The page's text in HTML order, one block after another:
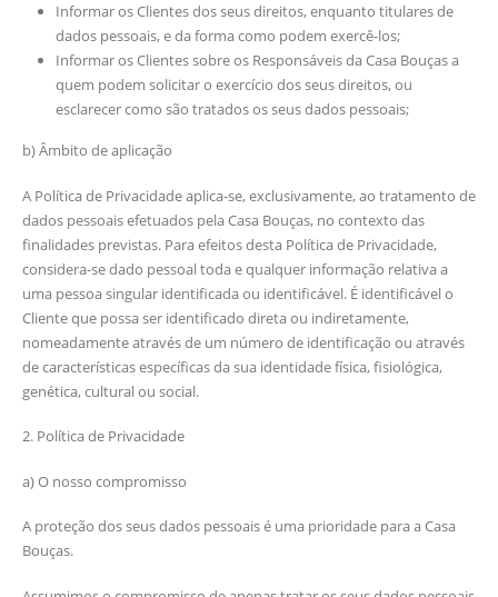
Informar os Clientes dos seus direitos, enquanto titulares de
dados pessoais, e da forma como podem exercê-los;
Informar os Clientes sobre os Responsáveis da Casa Bouças a
quem podem solicitar o exercício dos seus direitos, ou
esclarecer como são tratados os seus dados pessoais;
b) Âmbito de aplicação
A Política de Privacidade aplica-se, exclusivamente, ao tratamento de
dados pessoais efetuados pela Casa Bouças, no contexto das
finalidades previstas. Para efeitos desta Política de Privacidade,
considera-se dado pessoal toda e qualquer informação relativa a
uma pessoa singular identificada ou identificável. É identificável o
Cliente que possa ser identificado direta ou indiretamente,
nomeadamente através de um número de identificação ou através
de características específicas da sua identidade física, fisiológica,
genética, cultural ou social.
2. Política de Privacidade
a) O nosso compromisso
A proteção dos seus dados pessoais é uma prioridade para a Casa
Bouças.